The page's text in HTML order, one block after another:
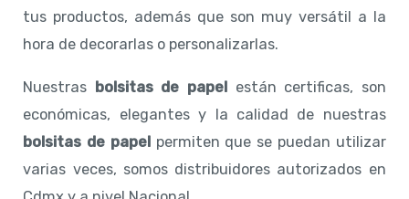
tus productos, además que son muy versátil a la
hora de decorarlas o personalizarlas.
Nuestras bolsitas de papel están certificas, son
económicas, elegantes y la calidad de nuestras
bolsitas de papelpermiten que se puedan utilizar
varias veces, somos distribuidores autorizados en